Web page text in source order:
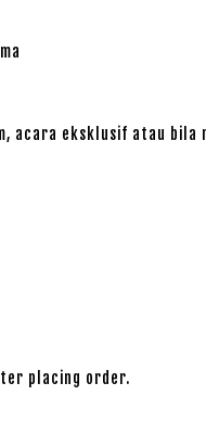
eksklusif atau bila
placing order.